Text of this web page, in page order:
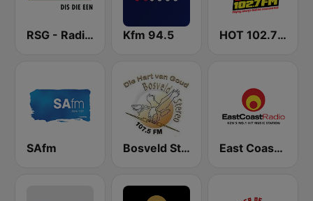
RSG - Radio Sonder Grense Kfm 94.5 HOT 102.7 FM
SAfm Bosveld Stereo East Coast Radio